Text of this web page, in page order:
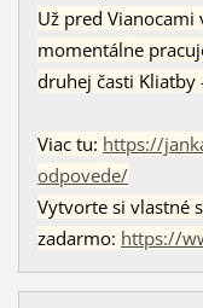
Už pred Vianocami
momentálne
druhej časti Kliatby
Viac tu: https://
odpovede/
Vytvorte si vlastné
zadarmo: https://